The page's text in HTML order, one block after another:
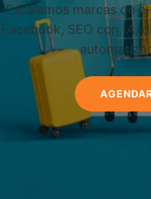
Escalamos marcas de
Facebook, SEO con IA,
A